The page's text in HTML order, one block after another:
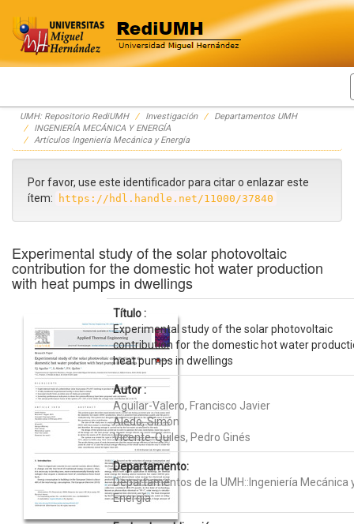
Skip
navigation
UMH: Repositorio RediUMH Investigación
Departamentos UMH
INGENIERÍA MECÁNICA Y ENERGÍA
Artículos Ingeniería Mecánica y Energía
Por favor, use este identificador para citar o enlazar este
ítem:
https://hdl.handle.net/11000/37840
Experimental study of the solar photovoltaic
contribution for the domestic hot water production
with heat pumps in dwellings
Título :
Experimental study of the solar photovoltaic
contribution for the domestic hot water
heat pumps in dwellings
Autor :
Aguilar-Valero, Francisco Javier
Aledo, Simón
Vicente-Quiles, Pedro Ginés
Departamento:
Departamentos de la UMH::Ingeniería Mecánica
Energía